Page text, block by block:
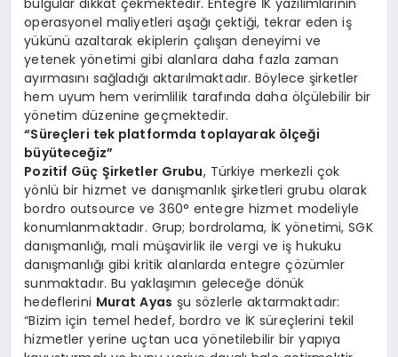
operasyonel maliyetleri aşağı çektiği, tekrar eden iş
yükünü azaltarak ekiplerin çalışan deneyimi ve
yetenek yönetimi gibi alanlara daha fazla zaman
ayırmasını sağladığı aktarılmaktadır. Böylece şirketler
hem uyum hem verimlilik tarafında daha ölçülebilir bir
yönetim düzenine geçmektedir.
“Süreçleri tek platformda toplayarak ölçeği
büyüteceğiz”
Pozitif Güç Şirketler Grubu, Türkiye merkezli çok
yönlü bir hizmet ve danışmanlık şirketleri grubu olarak
bordro outsource ve 360° entegre hizmet modeliyle
konumlanmaktadır. Grup; bordrolama, İK yönetimi, SGK
danışmanlığı, mali müşavirlik ile vergi ve iş hukuku
danışmanlığı gibi kritik alanlarda entegre çözümler
sunmaktadır. Bu yaklaşımın geleceğe dönük
hedeflerini Murat Ayas şu sözlerle aktarmaktadır:
“Bizim için temel hedef, bordro ve İK süreçlerini tekil
hizmetler yerine uçtan uca yönetilebilir bir yapıya